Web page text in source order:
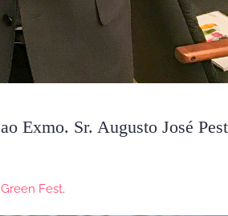
Exmo. Sr. Augusto José
Green Fest.